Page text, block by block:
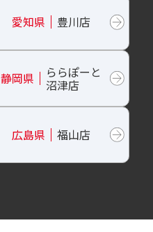
愛知県 豊川店
静岡県 ららぽーと
沼津店
広島県 福山店